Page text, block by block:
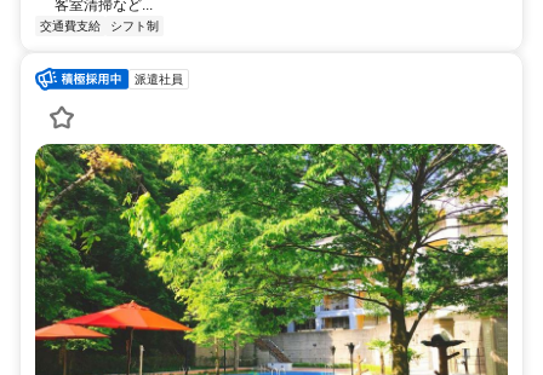
客室清掃など...
交通費支給 シフト制
派遣社員